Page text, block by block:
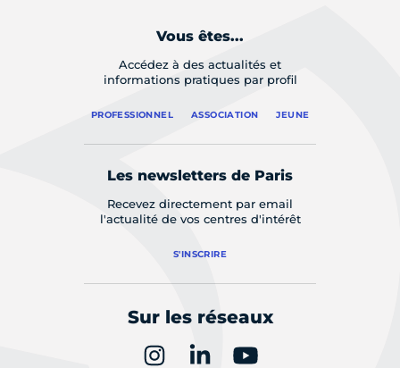
Vous êtes...
Accédez à des actualités et
informations pratiques par profil
PROFESSIONNEL ASSOCIATION JEUNE
Les newsletters de Paris
Recevez directement par email
l'actualité de vos centres d'intérêt
S'INSCRIRE
Sur les réseaux